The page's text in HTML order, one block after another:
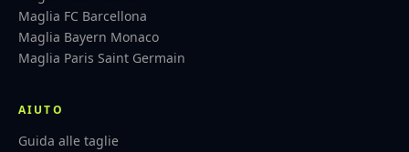
Maglia FC Barcellona
Maglia Bayern Monaco
Maglia Paris Saint Germain
AIUTO
Guida alle taglie